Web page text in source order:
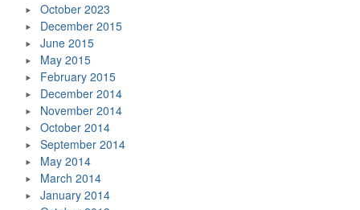
October 2023
December 2015
June 2015
May 2015
February 2015
December 2014
November 2014
October 2014
September 2014
May 2014
March 2014
January 2014